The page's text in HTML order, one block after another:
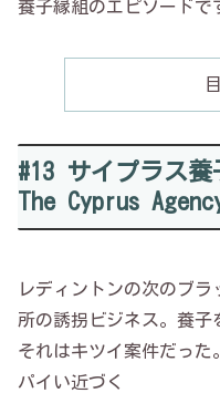
養子縁組のエピソードで
#13 サイプラス養
The Cyprus
レディントンの次のブ
所の誘拐ビジネス。養子
それはキツイ案件だった
パイい近づく